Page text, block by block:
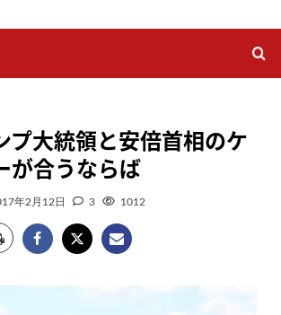
プ大統領と安倍首相のケ
が合うならば
年2月12日 3 1012